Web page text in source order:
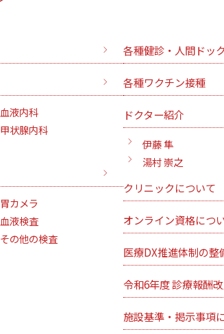
血液内科
甲状腺内科
胃カメラ
血液検査
その他の検査
各種健診・人間ドック
各種ワクチン接種
ドクター紹介
伊藤 隼
湯村 崇之
クリニックについて
オンライン資格につ
医療DX推進体制の整
令和6年度 診療報酬
施設基準・掲示事項